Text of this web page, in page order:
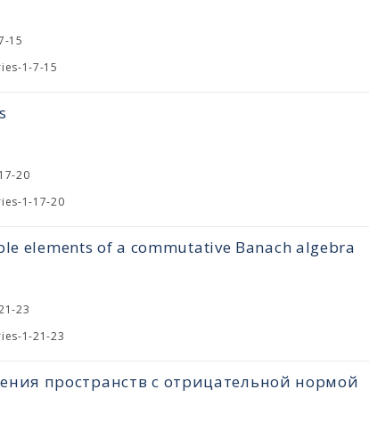
15
1-7-15
20
1-17-20
elements of a commutative Banach algebra
23
1-21-23
пространств с отрицательной нормой